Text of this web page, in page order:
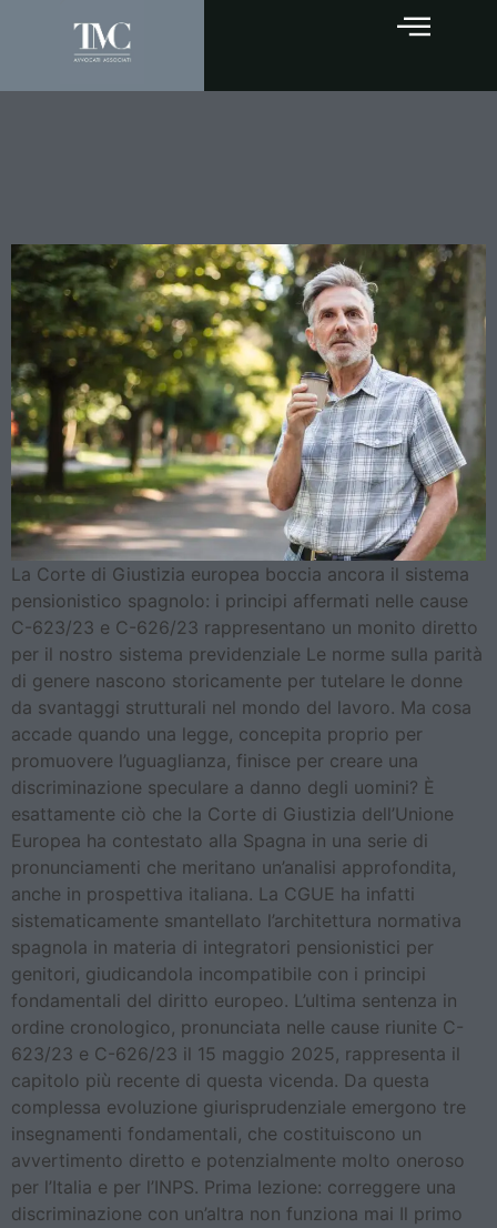
La Corte di Giustizia europea boccia ancora il sistema
pensionistico spagnolo: i principi affermati nelle cause
C-623/23 e C-626/23 rappresentano un monito diretto
per il nostro sistema previdenziale Le norme sulla parità
di genere nascono storicamente per tutelare le donne
da svantaggi strutturali nel mondo del lavoro. Ma cosa
accade quando una legge, concepita proprio per
promuovere l’uguaglianza, finisce per creare una
discriminazione speculare a danno degli uomini? È
esattamente ciò che la Corte di Giustizia dell’Unione
Europea ha contestato alla Spagna in una serie di
pronunciamenti che meritano un’analisi approfondita,
anche in prospettiva italiana. La CGUE ha infatti
sistematicamente smantellato l’architettura normativa
spagnola in materia di integratori pensionistici per
genitori, giudicandola incompatibile con i principi
fondamentali del diritto europeo. L’ultima sentenza in
ordine cronologico, pronunciata nelle cause riunite C-
623/23 e C-626/23 il 15 maggio 2025, rappresenta il
capitolo più recente di questa vicenda. Da questa
complessa evoluzione giurisprudenziale emergono tre
insegnamenti fondamentali, che costituiscono un
avvertimento diretto e potenzialmente molto oneroso
per l’Italia e per l’INPS. Prima lezione: correggere una
discriminazione con un’altra non funziona mai Il primo